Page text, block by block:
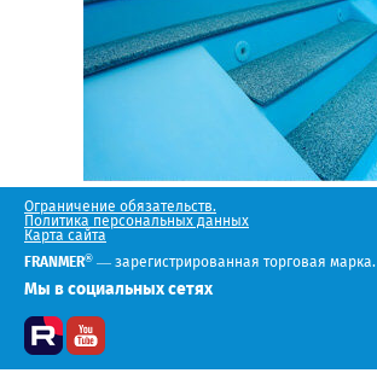
Ограничение обязательств.
Политика персональных данных
Карта сайта
FRANMER® — зарегистрированная торговая марка.
Мы в социальных сетях